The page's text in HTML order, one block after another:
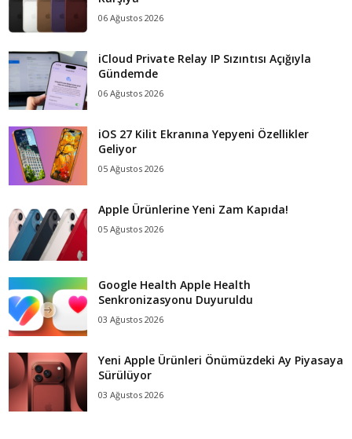
06 Ağustos 2026
iCloud Private Relay IP Sızıntısı Açığıyla
Gündemde
06 Ağustos 2026
iOS 27 Kilit Ekranına Yepyeni Özellikler
Geliyor
05 Ağustos 2026
Apple Ürünlerine Yeni Zam Kapıda!
05 Ağustos 2026
Google Health Apple Health
Senkronizasyonu Duyuruldu
03 Ağustos 2026
Yeni Apple Ürünleri Önümüzdeki Ay Piyasaya
Sürülüyor
03 Ağustos 2026